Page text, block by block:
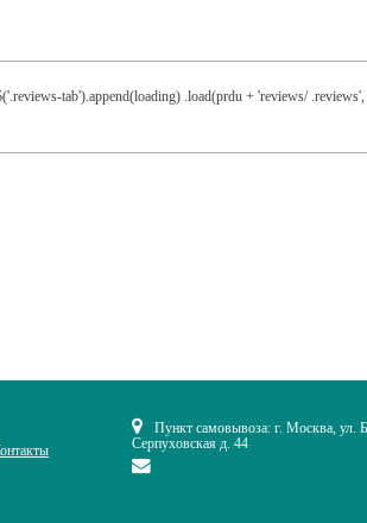
tab').append(loading) .load(prdu + 'reviews/
Пункт самовывоза: г. Москва, ул.
Серпуховская д. 44